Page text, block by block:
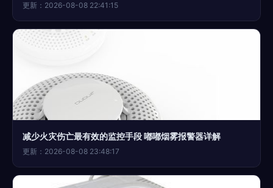
更新：2026-08-08 22:41:15
减少火灾伤亡最有效的监控手段 嘟嘟烟雾报警器详解
更新：2026-08-08 23:48:17